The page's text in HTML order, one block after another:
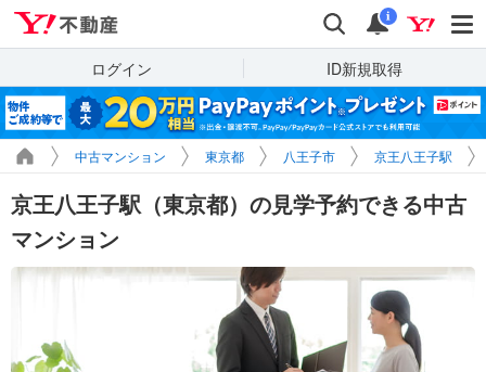
検索 通知
i
ログイン ID新規取得
中古マンション 東京都 八王子市 京王八王子駅
京王八王子駅（東京都）の見学予約できる中古
マンション